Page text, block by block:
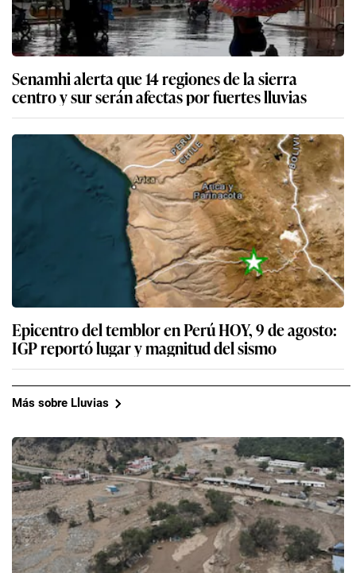
Senamhi alerta que 14 regiones de la sierra
centro y sur serán afectas por fuertes lluvias
Epicentro del temblor en Perú HOY, 9 de agosto:
IGP reportó lugar y magnitud del sismo
Más sobre Lluvias